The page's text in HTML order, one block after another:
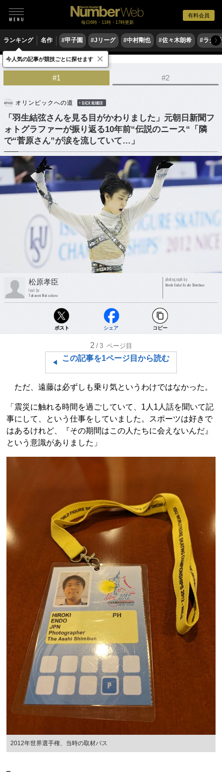
有料会員
毎日6時・11時・17時更新
ランキング 名作 #甲子園 #Jリーグ #中村剛也 #佐々木朗希 #ラグ〉
フィギュアスケート
#1 #2
オリンピックへの道 BACK NUMBER
「羽生結弦さんを見る目がかわりました」元朝日新聞フ
ォトグラファーが振り返る10年前“伝説のニース“「隣
で“菅原さん”が涙を流していて…」
松原孝臣
text by
Takaomi Matsubara
photograph by
Hiroki Endo/Asahi Shimbun
ポスト シェア コピー
2 /3 ページ目
この記事を1ページ目から読む
ただ、遠藤は必ずしも乗り気というわけではなかった。
「震災に触れる時間を過ごしていて、1人1人話を聞いて記
事にして、という仕事をしていました。スポーツは好きで
はあるけれど、『その期間はこの人たちに会えないんだ』
という意識がありました」
2012年世界選手権、当時の取材パス
今人気の記事が競技ごとに探せます ×